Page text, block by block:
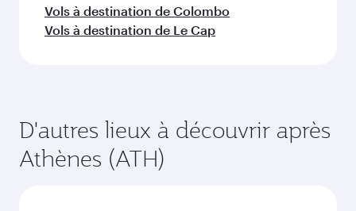
Vols à destination de Colombo
Vols à destination de Le Cap
D'autres lieux à découvrir après
Athènes (ATH)